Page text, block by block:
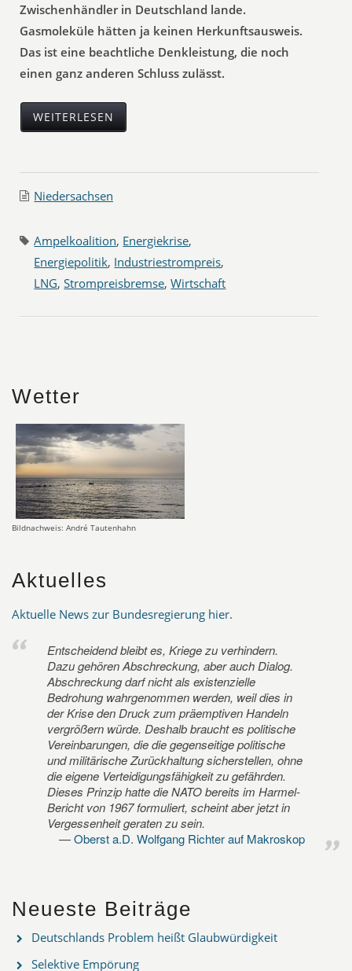
Zwischenhändler in Deutschland lande.
Gasmoleküle hätten ja keinen Herkunftsausweis.
Das ist eine beachtliche Denkleistung, die noch
einen ganz anderen Schluss zulässt.
WEITERLESEN
Niedersachsen
Ampelkoalition, Energiekrise,
Energiepolitik, Industriestrompreis,
LNG,Strompreisbremse,Wirtschaft
Wetter
Bildnachweis: André Tautenhahn
Aktuelles
Aktuelle News zur Bundesregierung hier.
Entscheidend bleibt es, Kriege zu verhindern.
Dazu gehören Abschreckung, aber auch Dialog.
Abschreckung darf nicht als existenzielle
Bedrohung wahrgenommen werden, weil dies in
der Krise den Druck zum präemptiven Handeln
vergrößern würde. Deshalb braucht es politische
Vereinbarungen, die die gegenseitige politische
und militärische Zurückhaltung sicherstellen, ohne
die eigene Verteidigungsfähigkeit zu gefährden.
Dieses Prinzip hatte die NATO bereits im Harmel-
Bericht von 1967 formuliert, scheint aber jetzt in
Vergessenheit geraten zu sein.
Oberst a.D. Wolfgang Richter auf Makroskop
Neueste Beiträge
Deutschlands Problem heißt Glaubwürdigkeit
Selektive Empörung